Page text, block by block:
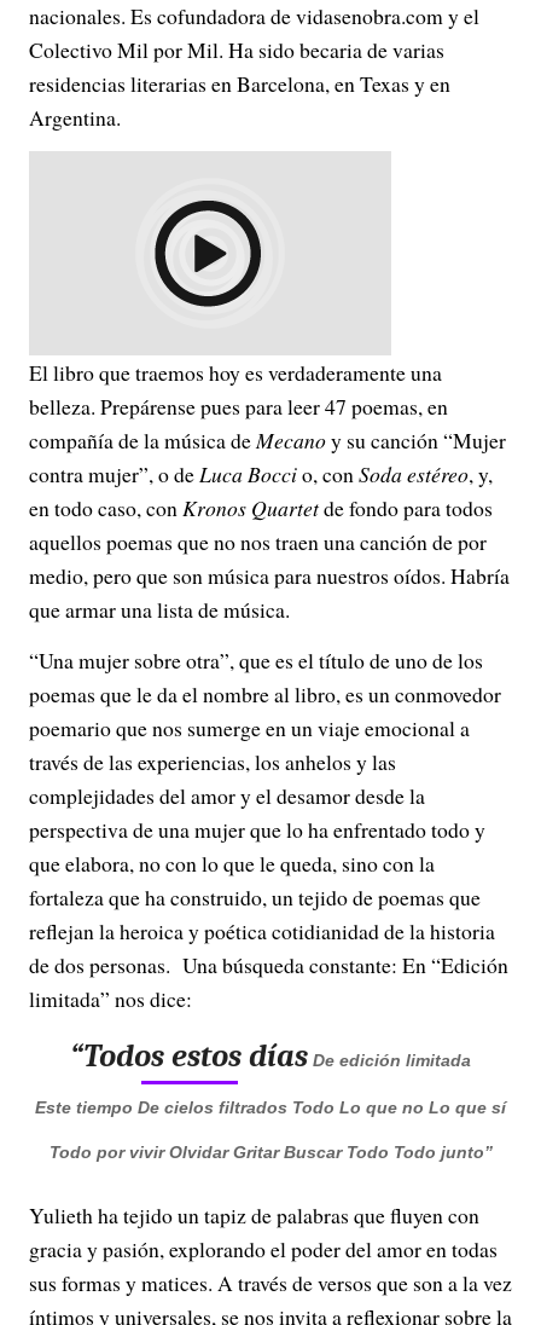
nacionales. Es cofundadora de vidasenobra.com y el
Colectivo Mil por Mil. Ha sido becaria de varias
residencias literarias en Barcelona, en Texas y en
Argentina.
El libro que traemos hoy es verdaderamente una
belleza. Prepárense pues para leer 47 poemas, en
compañía de la música deMecanoy su canción “Mujer
contra mujer”, o deLuca Boccio, conSoda estéreo, y,
en todo caso, conKronos Quartetde fondo para todos
aquellos poemas que no nos traen una canción de por
medio, pero que son música para nuestros oídos. Habría
que armar una lista de música.
“Una mujer sobre otra”, que es el título de uno de los
poemas que le da el nombre al libro, es un conmovedor
poemario que nos sumerge en un viaje emocional a
través de las experiencias, los anhelos y las
complejidades del amor y el desamor desde la
perspectiva de una mujer que lo ha enfrentado todo y
que elabora, no con lo que le queda, sino con la
fortaleza que ha construido, un tejido de poemas que
reflejan la heroica y poética cotidianidad de la historia
de dos personas. Una búsqueda constante: En “Edición
limitada” nos dice:
“Todos estos días De edición limitada
Este tiempo De cielos filtrados Todo Lo que no Lo que sí
Todo por vivir Olvidar Gritar Buscar Todo Todo junto”
Yulieth ha tejido un tapiz de palabras que fluyen con
gracia y pasión, explorando el poder del amor en todas
sus formas y matices. A través de versos que son a la vez
íntimos y universales, se nos invita a reflexionar sobre la